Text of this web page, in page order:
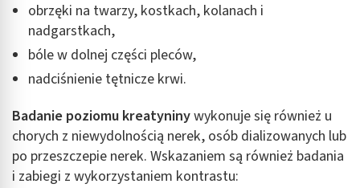
obrzęki na twarzy, kostkach, kolanach i
nadgarstkach,
bóle w dolnej części pleców,
nadciśnienie tętnicze krwi.
Badanie poziomu kreatyninywykonuje się również u
chorych z niewydolnością nerek, osób dializowanych lub
po przeszczepie nerek. Wskazaniem są również badania
i zabiegi z wykorzystaniem kontrastu: